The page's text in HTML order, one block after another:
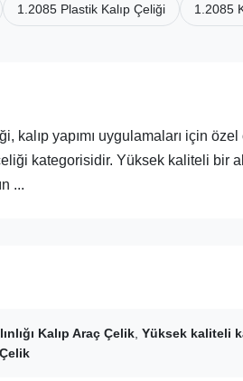
1.2085 Plastik Kalıp Çeliği 1.2085
kalıp yapımı uygulamaları için
kategorisidir. Yüksek kaliteli bir
...
Kalıp Araç Çelik Yüksek kaliteli